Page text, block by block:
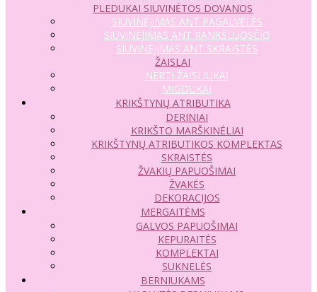
PLEDUKAI SIUVINĖTOS DOVANOS
SIUVINĖJIMAS ANT PAGALVĖLĖS
SIUVINĖJIMAS ANT RANKŠLUOSČIO
SIUVINĖJIMAS ANT SKRAISTĖS
ŽAISLAI
NERTI ŽAISLIUKAI
MIGDUKAI
KRIKŠTYNŲ ATRIBUTIKA
DERINIAI
KRIKŠTO MARŠKINĖLIAI
KRIKŠTYNŲ ATRIBUTIKOS KOMPLEKTAS
SKRAISTĖS
ŽVAKIŲ PAPUOŠIMAI
ŽVAKĖS
DEKORACIJOS
MERGAITĖMS
GALVOS PAPUOŠIMAI
KEPURAITĖS
KOMPLEKTAI
SUKNELĖS
BERNIUKAMS